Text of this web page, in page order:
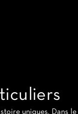
uniques. Dans